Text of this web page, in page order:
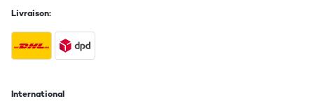
Livraison:
International